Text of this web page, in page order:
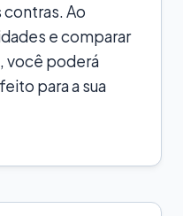
Ao
e comparar
você poderá
para a sua